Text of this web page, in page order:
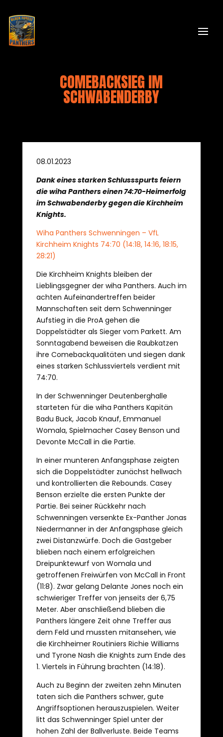
COMEBACKSIEG IM
SCHWABENDERBY
08.01.2023
Dank eines starken Schlussspurts feiern
die wiha Panthers einen 74:70-Heimerfolg
im Schwabenderby gegen die Kirchheim
Knights.
Wiha Panthers Schwenningen – VfL
Kirchheim Knights 74:70 (14:18, 14:16, 18:15,
28:21)
Die Kirchheim Knights bleiben der
Lieblingsgegner der wiha Panthers. Auch im
achten Aufeinandertreffen beider
Mannschaften seit dem Schwenninger
Aufstieg in die ProA gehen die
Doppelstädter als Sieger vom Parkett. Am
Sonntagabend beweisen die Raubkatzen
ihre Comebackqualitäten und siegen dank
eines starken Schlussviertels verdient mit
74:70.
In der Schwenninger Deutenberghalle
starteten für die wiha Panthers Kapitän
Badu Buck, Jacob Knauf, Emmanuel
Womala, Spielmacher Casey Benson und
Devonte McCall in die Partie.
In einer munteren Anfangsphase zeigten
sich die Doppelstädter zunächst hellwach
und kontrollierten die Rebounds. Casey
Benson erzielte die ersten Punkte der
Partie. Bei seiner Rückkehr nach
Schwenningen versenkte Ex-Panther Jonas
Niedermanner in der Anfangsphase gleich
zwei Distanzwürfe. Doch die Gastgeber
blieben nach einem erfolgreichen
Dreipunktewurf von Womala und
getroffenen Freiwürfen von McCall in Front
(11:8). Zwar gelang Delante Jones noch ein
schwieriger Treffer von jenseits der 6,75
Meter. Aber anschließend blieben die
Panthers längere Zeit ohne Treffer aus
dem Feld und mussten mitansehen, wie
die Kirchheimer Routiniers Richie Williams
und Tyrone Nash die Knights zum Ende des
1. Viertels in Führung brachten (14:18).
Auch zu Beginn der zweiten zehn Minuten
taten sich die Panthers schwer, gute
Angriffsoptionen herauszuspielen. Weiter
litt das Schwenninger Spiel unter der
hohen Zahl der Ballverluste. Beide Teams